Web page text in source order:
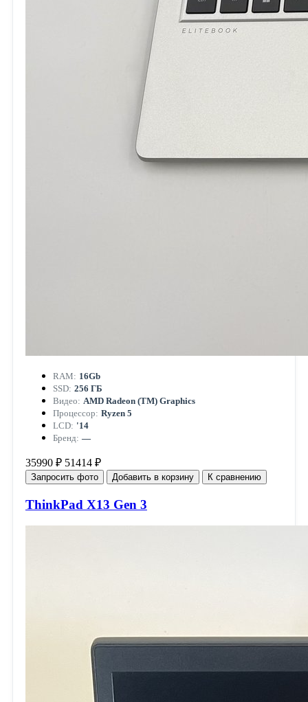
RAM: 16Gb
SSD: 256 ГБ
Видео: AMD Radeon (TM) Graphics
Процессор: Ryzen 5
LCD: '14
Бренд: —
35990 ₽ 51414 ₽
Запросить фото Добавить в корзину К сравнению
ThinkPad X13 Gen 3